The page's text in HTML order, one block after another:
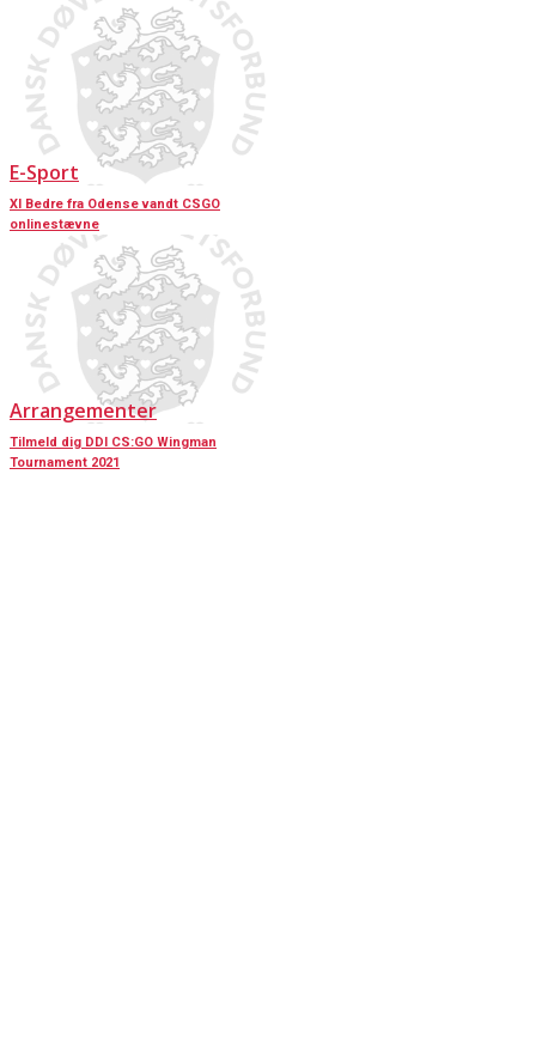
E-Sport
XI Bedre fra Odense vandt CSGO
onlinestævne
Arrangementer
Tilmeld dig DDI CS:GO Wingman
Tournament 2021